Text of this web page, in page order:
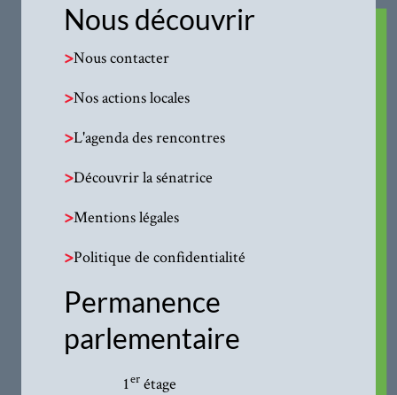
Nous découvrir
>Nous contacter
>Nos actions locales
>L'agenda des rencontres
>Découvrir la sénatrice
>Mentions légales
>Politique de confidentialité
Permanence
parlementaire
1erétage